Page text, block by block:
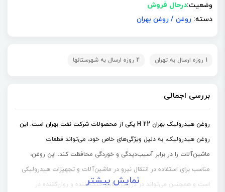
وضعیت:درحال فروش
دسته: روغن / روغن بهران
1 روزه ارسال به تهران 2 روزه ارسال به شهرستانها
بررسی اجمالی
روغن هیدرولیک بهران H 22 یکی از محصولات شرکت نفت بهران است. این
روغن هیدرولیک، به دلیل ویژگی‌های خاص خود، می‌تواند قطعات
ماشین‌آلات را در برابر آسیب‌دیدگی و خوردگی محافظت کند. این روغن،
مناسب برای استفاده در انتقال نیرو در ماشین‌آلات و تجهیزات هیدرولیکی
است و همچنین می‌تواند در درزگیر، مایع خنک‌کننده و روان‌کننده در
نمایش بیشتر